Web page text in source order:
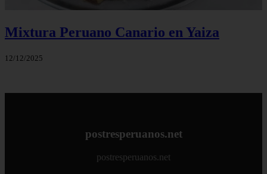
Mixtura Peruano Canario en Yaiza
12/12/2025
postresperuanos.net
postresperuanos.net